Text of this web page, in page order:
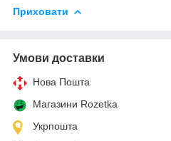
Приховати
Умови доставки
Нова Пошта
Магазини Rozetka
Укрпошта